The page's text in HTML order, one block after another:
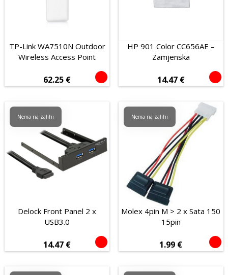
TP-Link WA7510N Outdoor
Wireless Access Point
62.25 €
HP 901 Color CC656AE –
Zamjenska
14.47 €
Delock Front Panel 2 x
USB3.0
14.47 €
Nema na zalihi
Molex 4pin M > 2 x Sata 150
15pin
1.99 €
Nema na zalihi